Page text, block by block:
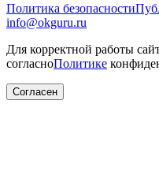
Политика безопасности
info@okguru.ru
Для корректной работы
согласноПолитике
Согласен